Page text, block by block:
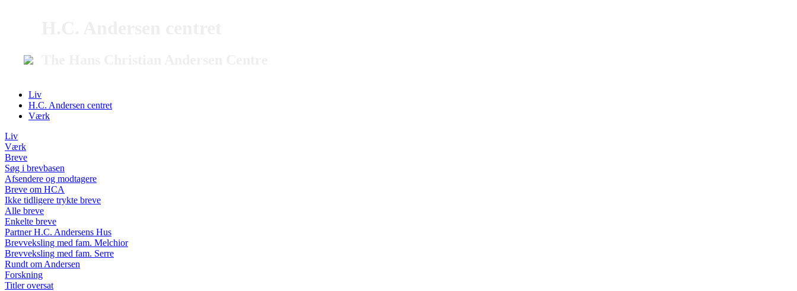
Liv
H.C. Andersen centret
Værk
Liv
Værk
Breve
Søg i brevbasen
Afsendere og modtagere
Breve om HCA
Ikke tidligere trykte breve
Alle breve
Enkelte breve
Partner H.C. Andersens Hus
Brevveksling med fam. Melchior
Brevveksling med fam. Serre
Rundt om Andersen
Forskning
Titler oversat